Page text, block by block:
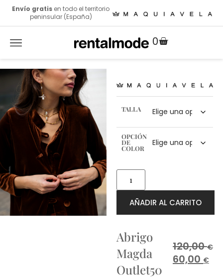
Envío gratis en todo el territorio
peninsular (España)
0
TALLA
OPCIÓN
DE
COLOR
AÑADIR AL CARRITO
Abrigo
Magda
Outlet50
120,00€
60,00 €